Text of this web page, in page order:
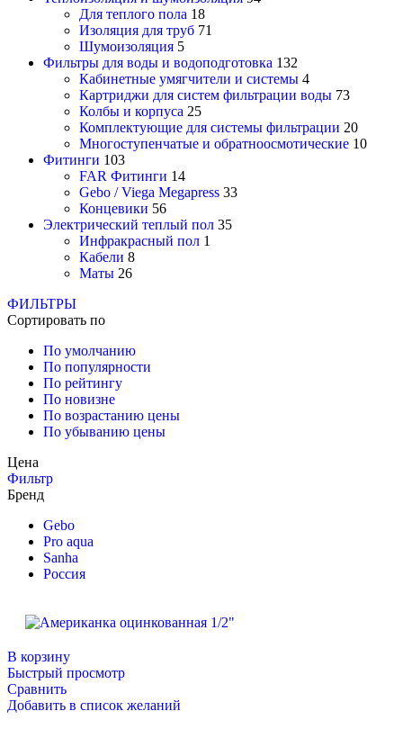
Для теплого пола 18
Изоляция для труб 71
Шумоизоляция 5
Фильтры для воды и водоподготовка 132
Кабинетные умягчители и системы 4
Картриджи для систем фильтрации воды 73
Колбы и корпуса 25
Комплектующие для системы фильтрации 20
Многоступенчатые и обратноосмотические 10
Фитинги 103
FAR Фитинги 14
Gebo / Viega Megapress 33
Концевики 56
Электрический теплый пол 35
Инфракрасный пол 1
Кабели 8
Маты 26
ФИЛЬТРЫ
Сортировать по
По умолчанию
По популярности
По рейтингу
По новизне
По возрастанию цены
По убыванию цены
Цена
Фильтр
Бренд
Gebo
Pro aqua
Sanha
Россия
В корзину
Быстрый просмотр
Сравнить
Добавить в список желаний